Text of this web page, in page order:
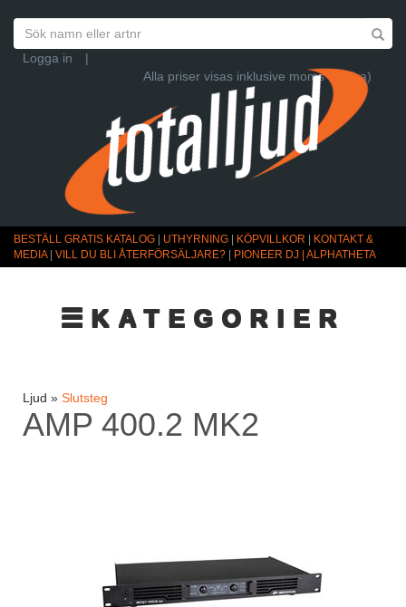
Logga in
|
Alla priser visas inklusive moms (Ändra)
BESTÄLL GRATIS KATALOG UTHYRNING KÖPVILLKOR
KONTAKT &
MEDIA| VILL DU BLI ÅTERFÖRSÄLJARE? PIONEER DJ | ALPHATHETA
☰KATEGORIER
Ljud » Slutsteg
AMP 400.2 MK2